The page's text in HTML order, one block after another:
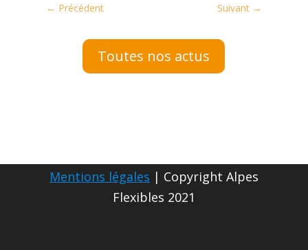
← Précédent Suivant→
Toutes nos actus
Mentions légales | Copyright Alpes
Flexibles 2021